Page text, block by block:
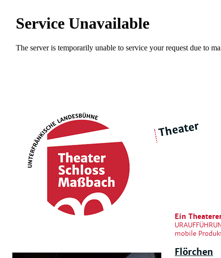
Ein
mobile
Flörchen
Theater